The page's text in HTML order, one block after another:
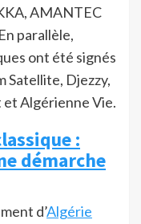
AMANTEC
parallèle,
ont été signés
Satellite, Djezzy,
et Algérienne Vie.
:
démarche
d’Algérie